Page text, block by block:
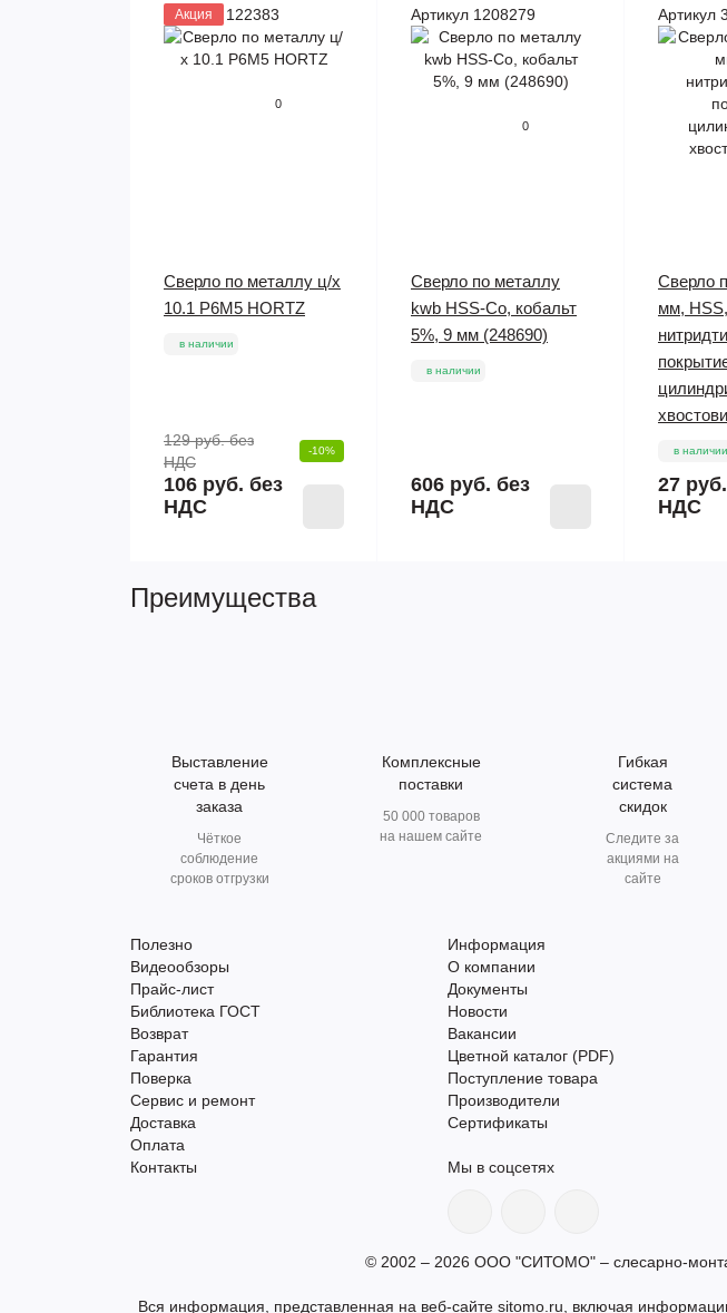
Артикул 122383
Акция
0
Сверло по металлу ц/х
10.1 Р6М5 HORTZ
в наличии
129 руб.без
НДС
-10%
106 руб. без
НДС
Артикул 1208279
0
Сверло по металлу
kwb HSS-Co, кобальт
5%, 9 мм (248690)
в наличии
606 руб. без
НДС
Артикул
Сверло
мм, HSS,
в наличии
27 руб.
НДС
Преимущества
Выставление
счета в день
заказа
Чёткое
соблюдение
сроков отгрузки
Комплексные
поставки
50 000 товаров
на нашем сайте
Гибкая
система
скидок
Следите за
акциями на
сайте
Полезно
Видеообзоры
Прайс-лист
Библиотека ГОСТ
Возврат
Гарантия
Поверка
Сервис и ремонт
Доставка
Оплата
Контакты
Информация
О компании
Документы
Новости
Вакансии
Цветной каталог (PDF)
Поступление товара
Производители
Сертификаты
Мы в соцсетях
© 2002 – 2026 ООО "СИТОМО" – слесарно-
Вся информация, представленная на веб-сайте sitomo.ru, включая